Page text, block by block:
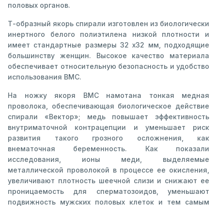
половых органов.
Т-образный якорь спирали изготовлен из биологически
инертного белого полиэтилена низкой плотности и
имеет стандартные размеры 32 х32 мм, подходящие
большинству женщин. Высокое качество материала
обеспечивает относительную безопасность и удобство
использования ВМС.
На ножку якоря ВМС намотана тонкая медная
проволока, обеспечивающая биологическое действие
спирали «Вектор»; медь повышает эффективность
внутриматочной контрацепции и уменьшает риск
развития такого грозного осложнения, как
внематочная беременность. Как показали
исследования, ионы меди, выделяемые
металлической проволокой в процессе ее окисления,
увеличивают плотность шеечной слизи и снижают ее
проницаемость для сперматозоидов, уменьшают
подвижность мужских половых клеток и тем самым